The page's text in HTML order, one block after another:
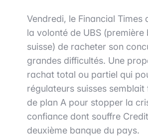
Vendredi, le Financial Times
la volonté de UBS (première
suisse) de racheter son
grandes difficultés. Une
rachat total ou partiel qui
régulateurs suisses
de plan A pour stopper la
confiance dont souffre
deuxième banque du pays.